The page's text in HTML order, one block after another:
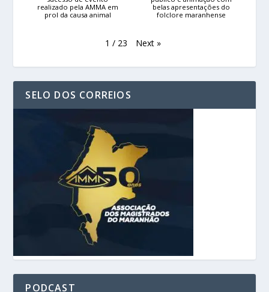
realizado pela AMMA em
prol da causa animal
belas apresentações do
folclore maranhense
1 / 23 Next »
SELO DOS CORREIOS
PODCAST